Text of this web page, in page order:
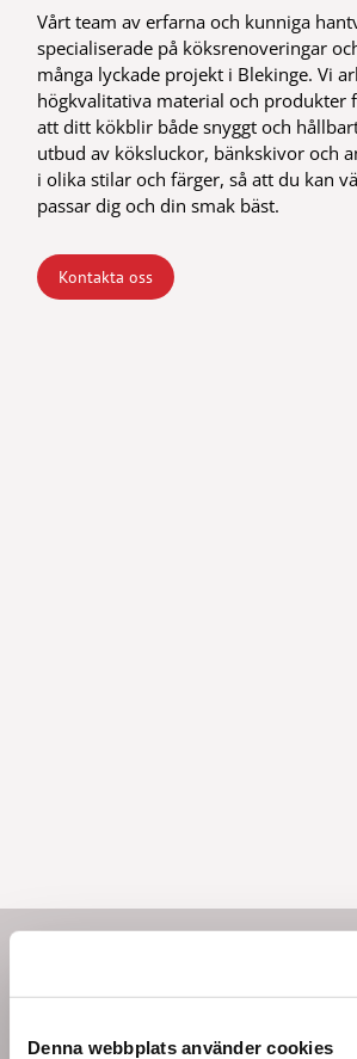
Denna webbplats använder cookies
Vårt team av erfarna och kunniga
specialiserade på köksrenoveringar
många lyckade projekt i Blekinge. Vi
högkvalitativa material och produkter
att ditt kökblir både snyggt och
utbud av köksluckor, bänkskivor och
i olika stilar och färger, så att du kan
passar dig och din smak bäst.
Kontakta oss
Modernt eller